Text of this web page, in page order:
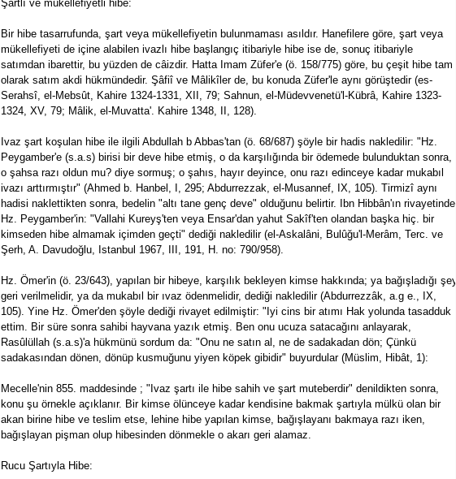
Şartlı ve mükellefiyetli hibe:
Bir hibe tasarrufunda, şart veya mükellefiyetin bulunmaması asıldır. Hanefilere göre, şart veya
mükellefiyeti de içine alabilen ivazlı hibe başlangıç itibariyle hibe ise de, sonuç itibariyle
satımdan ibarettir, bu yüzden de câizdir. Hatta Imam Züfer'e (ö. 158/775) göre, bu çeşit hibe tam
olarak satım akdi hükmündedir. Şâfiî ve Mâlikîler de, bu konuda Züfer'le aynı görüştedir (es-
Serahsî, el-Mebsût, Kahire 1324-1331, XII, 79; Sahnun, el-Müdevvenetü'l-Kübrâ, Kahire 1323-
1324, XV, 79; Mâlik, el-Muvatta'. Kahire 1348, II, 128).
Ivaz şart koşulan hibe ile ilgili Abdullah b Abbas'tan (ö. 68/687) şöyle bir hadis nakledilir: "Hz.
Peygamber'e (s.a.s) birisi bir deve hibe etmiş, o da karşılığında bir ödemede bulunduktan sonra,
o şahsa razı oldun mu? diye sormuş; o şahıs, hayır deyince, onu razı edinceye kadar mukabıl
ivazı arttırmıştır" (Ahmed b. Hanbel, I, 295; Abdurrezzak, el-Musannef, IX, 105). Tirmizî aynı
hadisi naklettikten sonra, bedelin "altı tane genç deve" olduğunu belirtir. Ibn Hibbân'ın rivayetinde,
Hz. Peygamber'in: "Vallahi Kureyş'ten veya Ensar'dan yahut Sakîf'ten olandan başka hiç. bir
kimseden hibe almamak içimden geçti" dediği nakledilir (el-Askalâni, Bulûğu'l-Merâm, Terc. ve
Şerh, A. Davudoğlu, Istanbul 1967, III, 191, H. no: 790/958).
Hz. Ömer'in (ö. 23/643), yapılan bir hibeye, karşılık bekleyen kimse hakkında; ya bağışladığı şey
geri verilmelidir, ya da mukabıl bir ıvaz ödenmelidir, dediği nakledilir (Abdurrezzâk, a.g e., IX,
105). Yine Hz. Ömer'den şöyle dediği rivayet edilmiştir: "Iyi cins bir atımı Hak yolunda tasadduk
ettim. Bir süre sonra sahibi hayvana yazık etmiş. Ben onu ucuza satacağını anlayarak,
Rasûlüllah (s.a.s)'a hükmünü sordum da: "Onu ne satın al, ne de sadakadan dön; Çünkü
sadakasından dönen, dönüp kusmuğunu yiyen köpek gibidir" buyurdular (Müslim, Hibât, 1):
Mecelle'nin 855. maddesinde ; "Ivaz şartı ile hibe sahih ve şart muteberdir" denildikten sonra,
konu şu örnekle açıklanır. Bir kimse ölünceye kadar kendisine bakmak şartıyla mülkü olan bir
akan birine hibe ve teslim etse, lehine hibe yapılan kimse, bağışlayanı bakmaya razı iken,
bağışlayan pişman olup hibesinden dönmekle o akarı geri alamaz.
Rucu Şartıyla Hibe: